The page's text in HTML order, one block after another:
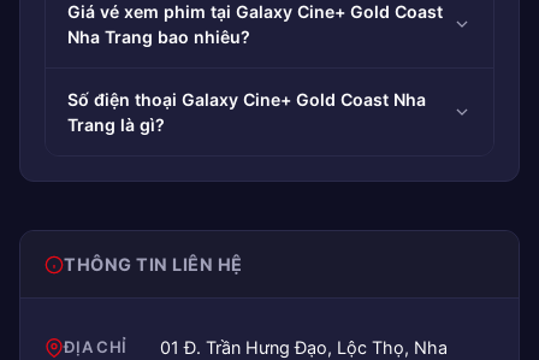
Giá vé xem phim tại Galaxy Cine+ Gold Coast
Nha Trang bao nhiêu?
Số điện thoại Galaxy Cine+ Gold Coast Nha
Trang là gì?
THÔNG TIN LIÊN HỆ
ĐỊA CHỈ
01 Đ. Trần Hưng Đạo, Lộc Thọ, Nha